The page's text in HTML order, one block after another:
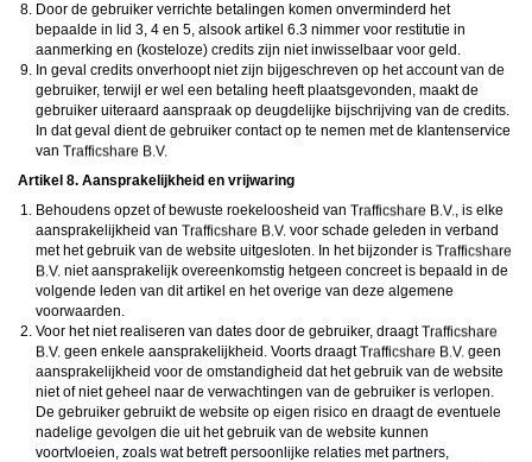
Door de gebruiker verrichte betalingen komen onverminderd het
bepaalde in lid 3, 4 en 5, alsook artikel 6.3 nimmer voor restitutie in
aanmerking en (kosteloze) credits zijn niet inwisselbaar voor geld.
In geval credits onverhoopt niet zijn bijgeschreven op het account van de
gebruiker, terwijl er wel een betaling heeft plaatsgevonden, maakt de
gebruiker uiteraard aanspraak op deugdelijke bijschrijving van de credits.
In dat geval dient de gebruiker contact op te nemen met de klantenservice
van
Artikel 8. Aansprakelijkheid en vrijwaring
Behoudens opzet of bewuste roekeloosheid van
, is elke
aansprakelijkheid van
voor schade geleden in verband
met het gebruik van de website uitgesloten. In het bijzonder is
niet aansprakelijk overeenkomstig hetgeen concreet is bepaald in de
volgende leden van dit artikel en het overige van deze algemene
voorwaarden.
Voor het niet realiseren van dates door de gebruiker, draagt
geen enkele aansprakelijkheid. Voorts draagt
geen
aansprakelijkheid voor de omstandigheid dat het gebruik van de website
niet of niet geheel naar de verwachtingen van de gebruiker is verlopen.
De gebruiker gebruikt de website op eigen risico en draagt de eventuele
nadelige gevolgen die uit het gebruik van de website kunnen
voortvloeien, zoals wat betreft persoonlijke relaties met partners,